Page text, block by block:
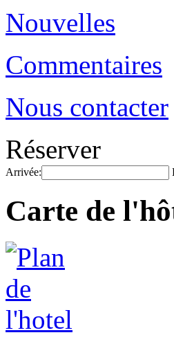
Nouvelles
Commentaires
Nous contacter
Réserver
Arrivée:
Carte de